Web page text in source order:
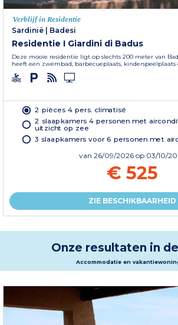
Verblijf in Residentie
Sardinië
Badesi
Residentie I Giardini di Badus
Deze mooie residentie ligt op slechts 200 meter van
heeft een zwembad, barbecueplaats, kinderspeelplaats
2 pièces 4 pers. climatisé
2 slaapkamers 4 personen met
uitzicht op zee
3 slaapkamers voor 6 personen met
van 26/09/2026 op 03/10/
€ 525
ZIE BESCHIKBAARHEID
Onze resultaten in
Accommodatie en